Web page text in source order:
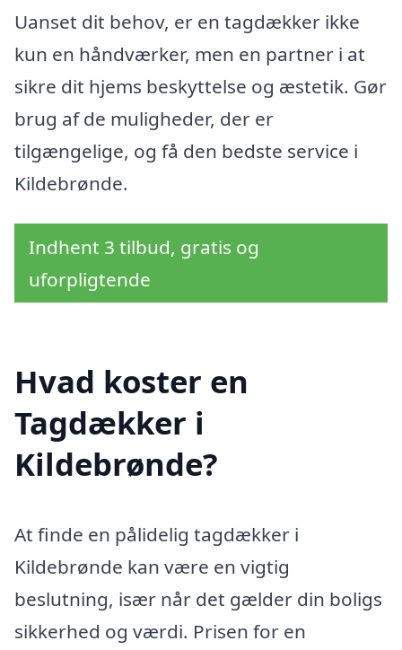
Uanset dit behov, er en tagdækker ikke
kun en håndværker, men en partner i at
sikre dit hjems beskyttelse og æstetik. Gør
brug af de muligheder, der er
tilgængelige, og få den bedste service i
Kildebrønde.
Indhent 3 tilbud, gratis og
uforpligtende
Hvad koster en
Tagdækker i
Kildebrønde?
At finde en pålidelig tagdækker i
Kildebrønde kan være en vigtig
beslutning, især når det gælder din boligs
sikkerhed og værdi. Prisen for en